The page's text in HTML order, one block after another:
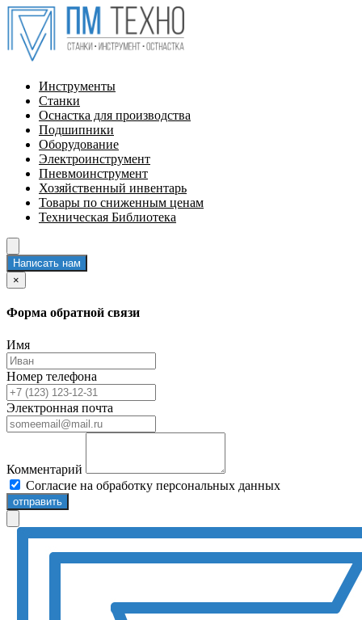
Инструменты
Станки
Оснастка для производства
Подшипники
Оборудование
Электроинструмент
Пневмоинструмент
Хозяйственный инвентарь
Товары по сниженным ценам
Техническая Библиотека
Написать нам
×
Форма обратной связи
Имя
Номер телефона
Электронная почта
Комментарий
Согласие на обработку персональных данных
отправить